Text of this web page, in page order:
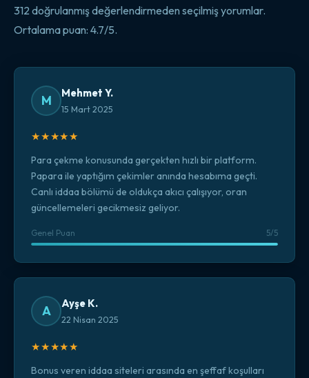
312 doğrulanmış değerlendirmeden seçilmiş yorumlar.
Ortalama puan: 4.7/5.
M Mehmet Y.
15 Mart 2025
★★★★★
Para çekme konusunda gerçekten hızlı bir platform.
Papara ile yaptığım çekimler anında hesabıma geçti.
Canlı iddaa bölümü de oldukça akıcı çalışıyor, oran
güncellemeleri gecikmesiz geliyor.
Genel Puan 5/5
A Ayşe K.
22 Nisan 2025
★★★★★
Bonus veren iddaa siteleri arasında en şeffaf koşulları